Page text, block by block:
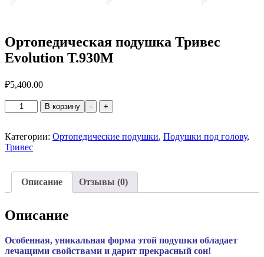
Ортопедическая подушка Тривес
Evolution Т.930М
₽5,400.00
-
Количество
товара
подушка
Тривес
+
В корзину
Категории: Ортопедические подушки, Подушки под голову,
Тривес
Описание Отзывы (0)
Описание
Особенная, уникальная форма этой подушки обладает
лечащими свойствами и дарит прекрасный сон!